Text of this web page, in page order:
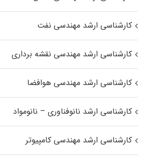
کارشناسی ارشد مهندسی نفت
کارشناسی ارشد مهندسی نقشه برداری
کارشناسی ارشد مهندسی هوافضا
کارشناسی ارشد نانوفناوری – نانومواد
کارشناسی ارشد مهندسی کامپیوتر